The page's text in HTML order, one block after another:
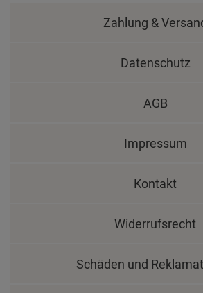
Zahlung &
Datenschutz
AGB
Impressum
Kontakt
Widerrufsrecht
Schäden und